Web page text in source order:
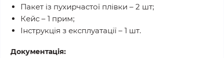
Пакет із пухирчастої плівки – 2 шт;
Кейс – 1 прим;
Інструкція з експлуатації – 1 шт.
Документація: